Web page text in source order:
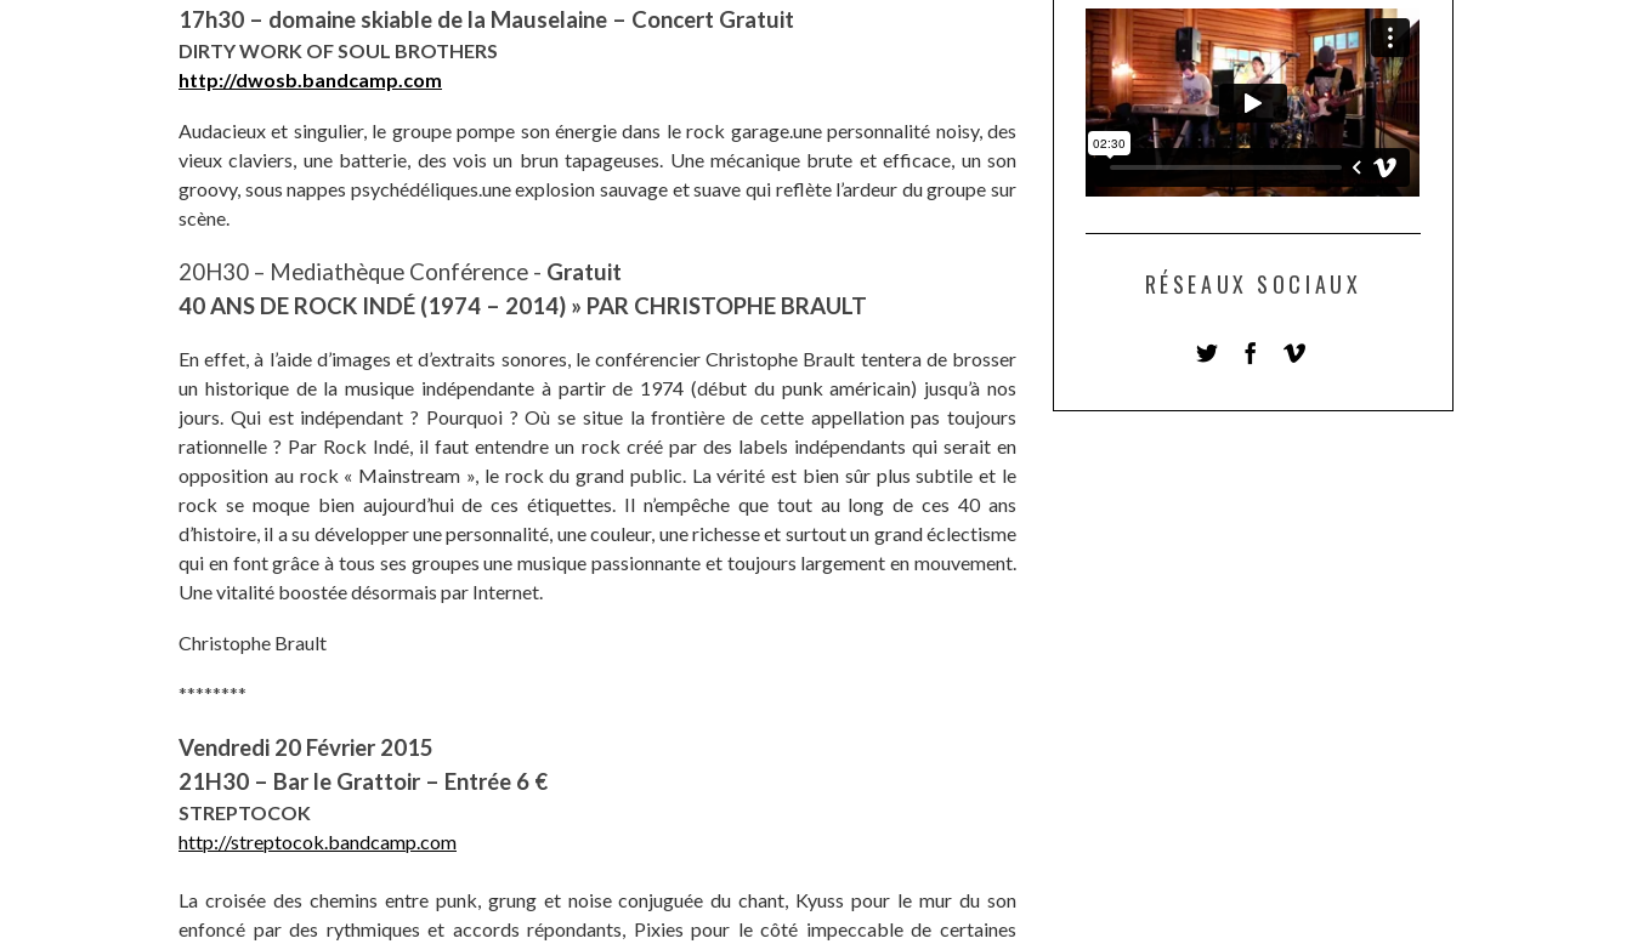
17h30 – domaine skiable de la Mauselaine – Concert Gratuit
DIRTY WORK OF SOUL BROTHERS
http://dwosb.bandcamp.com
Audacieux et singulier, le groupe pompe son énergie dans le rock garage.une personnalité noisy, des
vieux claviers, une batterie, des vois un brun tapageuses. Une mécanique brute et efficace, un son
groovy, sous nappes psychédéliques.une explosion sauvage et suave qui reflète l’ardeur du groupe sur
scène.
20H30 – Mediathèque Conférence - Gratuit
40 ANS DE ROCK INDÉ (1974 – 2014) » PAR CHRISTOPHE BRAULT
En effet, à l’aide d’images et d’extraits sonores, le conférencier Christophe Brault tentera de brosser
un historique de la musique indépendante à partir de 1974 (début du punk américain) jusqu’à nos
jours. Qui est indépendant ? Pourquoi ? Où se situe la frontière de cette appellation pas toujours
rationnelle ? Par Rock Indé, il faut entendre un rock créé par des labels indépendants qui serait en
opposition au rock « Mainstream », le rock du grand public. La vérité est bien sûr plus subtile et le
rock se moque bien aujourd’hui de ces étiquettes. Il n’empêche que tout au long de ces 40 ans
d’histoire, il a su développer une personnalité, une couleur, une richesse et surtout un grand éclectisme
qui en font grâce à tous ses groupes une musique passionnante et toujours largement en mouvement.
Une vitalité boostée désormais par Internet.
Christophe Brault
********
Vendredi 20 Février 2015
21H30 – Bar le Grattoir – Entrée 6 €
STREPTOCOK
http://streptocok.bandcamp.com
La croisée des chemins entre punk, grung et noise conjuguée du chant, Kyuss pour le mur du son
enfoncé par des rythmiques et accords répondants, Pixies pour le côté impeccable de certaines
RÉSEAUX SOCIAUX